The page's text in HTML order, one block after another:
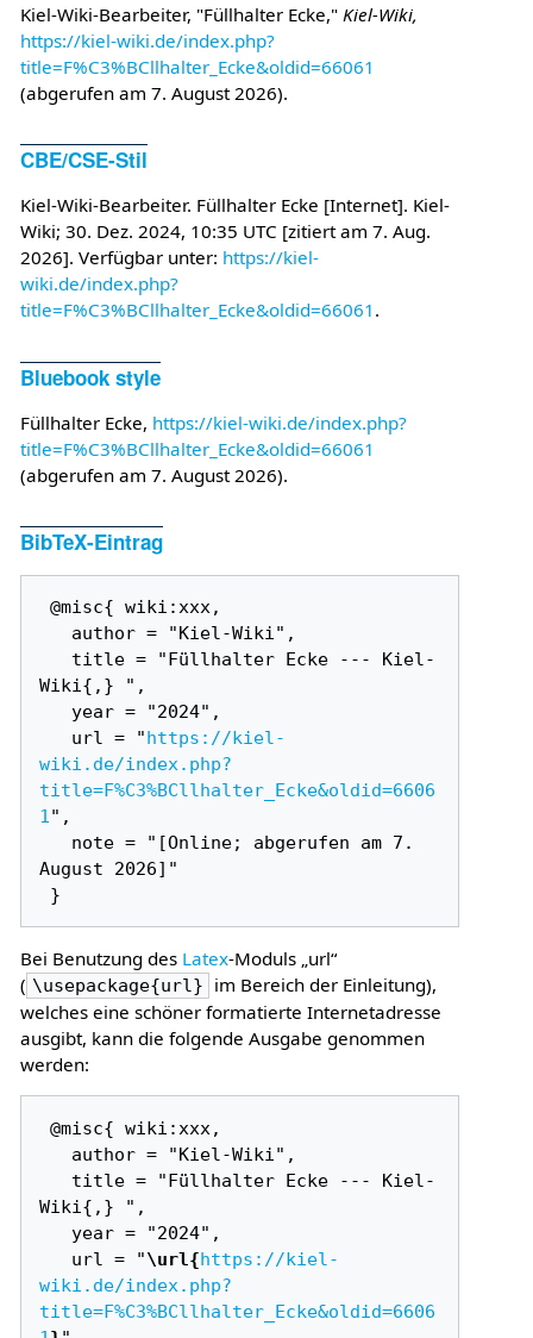
Kiel-Wiki-Bearbeiter, "Füllhalter Ecke," Kiel-Wiki,
https://kiel-wiki.de/index.php?
title=F%C3%BCllhalter_Ecke&oldid=66061
(abgerufen am 7. August 2026).
CBE/CSE-Stil
Kiel-Wiki-Bearbeiter. Füllhalter Ecke [Internet]. Kiel-
Wiki; 30. Dez. 2024, 10:35 UTC [zitiert am 7. Aug.
2026]. Verfügbar unter: https://kiel-
wiki.de/index.php?
title=F%C3%BCllhalter_Ecke&oldid=66061 .
Bluebook style
Füllhalter Ecke, https://kiel-wiki.de/index.php?
title=F%C3%BCllhalter_Ecke&oldid=66061
(abgerufen am 7. August 2026).
BibTeX-Eintrag
@misc{ wiki:xxx,
Wiki{,} ",
   url = "
https://kiel-
wiki.de/index.php?
title=F%C3%BCllhalter_Ecke&oldid=6606
1",
August 2026]"
Bei Benutzung des Latex-Moduls „url“
( \usepackage{url}
im Bereich der Einleitung),
welches eine schöner formatierte Internetadresse
ausgibt, kann die folgende Ausgabe genommen
werden:
@misc{ wiki:xxx,
Wiki{,} ",
   url = "
\url{https://kiel-
wiki.de/index.php?
title=F%C3%BCllhalter_Ecke&oldid=6606